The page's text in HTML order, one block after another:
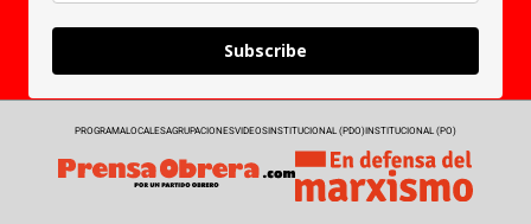
Subscribe
PROGRAMALOCALESAGRUPACIONESVIDEOSINSTITUCIONAL (PDO)INSTITUCIONAL (PO)